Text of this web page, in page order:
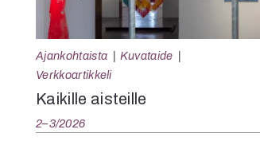
Ajankohtaista
Kuvataide
Verkkoartikkeli
Kaikille aisteille
2–3/2026